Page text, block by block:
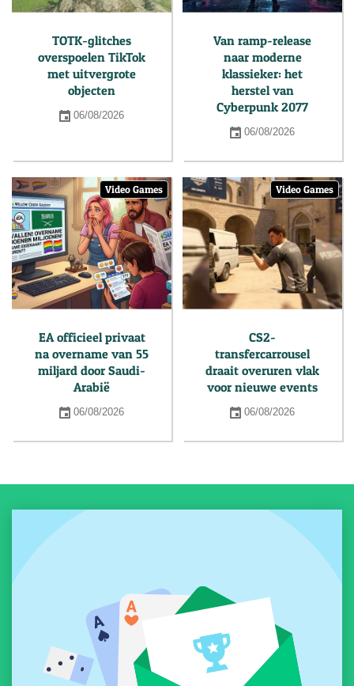
TOTK-glitches
overspoelen TikTok
met uitvergrote
objecten
06/08/2026
Van ramp-release
naar moderne
klassieker: het
herstel van
Cyberpunk 2077
06/08/2026
Video Games
EA officieel privaat
na overname van 55
miljard door Saudi-
Arabië
06/08/2026
Video Games
CS2-
transfercarrousel
draait overuren vlak
voor nieuwe events
06/08/2026